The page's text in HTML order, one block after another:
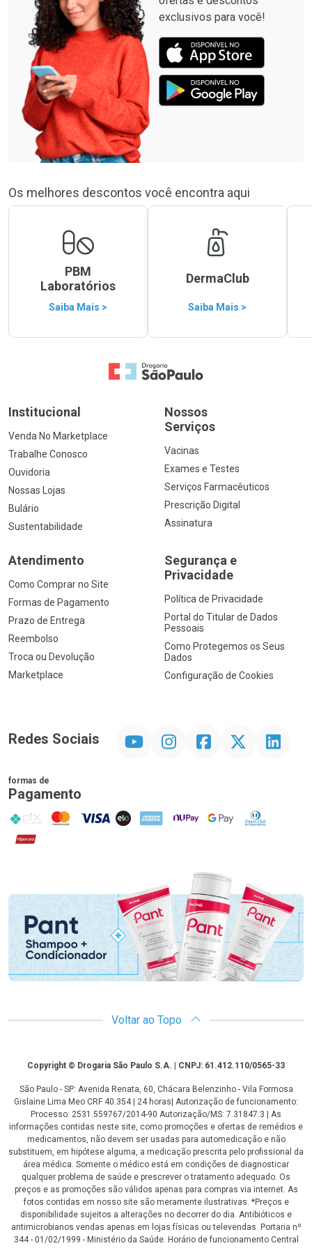
exclusivos para você!
Os melhores descontos você encontra aqui
PBM
Laboratórios
Saiba Mais >
DermaClub
Saiba Mais >
Ir para a Home
Institucional
Venda No Marketplace
Trabalhe Conosco
Ouvidoria
Nossas Lojas
Bulário
Sustentabilidade
Nossos
Serviços
Vacinas
Exames e Testes
Serviços Farmacêuticos
Prescrição Digital
Assinatura
Atendimento
Como Comprar no Site
Formas de Pagamento
Prazo de Entrega
Reembolso
Troca ou Devolução
Marketplace
Segurança e
Privacidade
Política de Privacidade
Portal do Titular de Dados
Pessoais
Como Protegemos os Seus
Dados
Configuração de Cookies
Redes Sociais InstagramFacebookTwitter Linkedin
formas de
Pagamento
PIX MasterCard
VISA ELO AMEX NuPay Google PayDiners Club
Hipercard
Voltar ao Topo
CopyrightCopyright © Drogaria São Paulo S.A. | CNPJ: 61.412.110/0565-33
São Paulo - SP: Avenida Renata, 60, Chácara Belenzinho - Vila Formosa
Gislaine Lima Meo CRF 40.354 | 24 horas| Autorização de funcionamento:
Processo: 2531.559767/2014-90 Autorização/MS: 7.31847.3 | As
informações contidas neste site, como promoções e ofertas de remédios e
medicamentos, não devem ser usadas para automedicação e não
substituem, em hipótese alguma, a medicação prescrita pelo profissional da
área médica. Somente o médico está em condições de diagnosticar
qualquer problema de saúde e prescrever o tratamento adequado. Os
preços e as promoções são válidos apenas para compras via internet. As
fotos contidas em nosso site são meramente ilustrativas. *Preços e
disponibilidade sujeitos a alterações no decorrer do dia. Antibióticos e
antimicrobianos vendas apenas em lojas físicas ou televendas. Portaria nº
344 - 01/02/1999 - Ministério da Saúde. Horário de funcionamento Central